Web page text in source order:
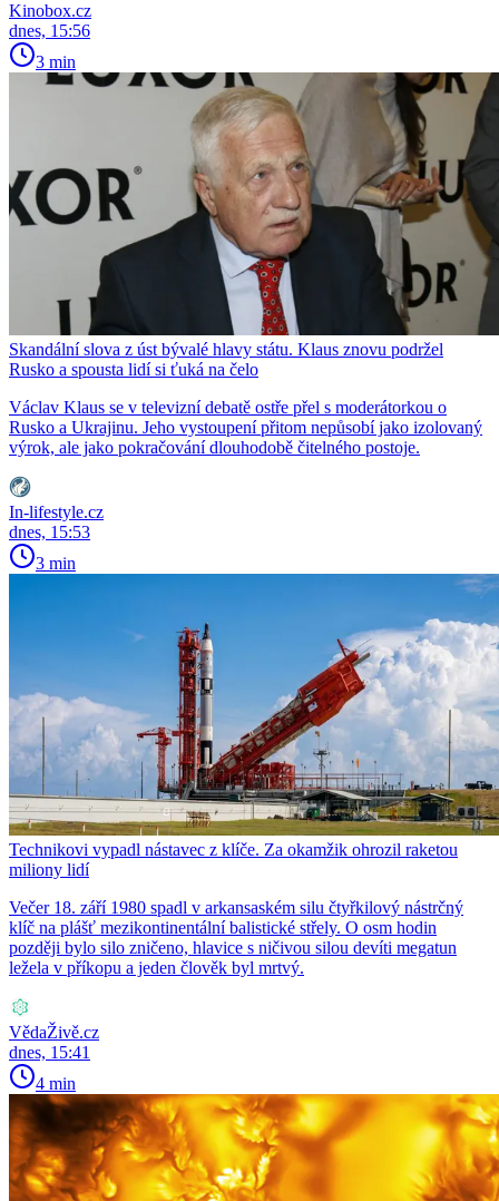
Kinobox.cz
dnes, 15:56
3 min
Skandální slova z úst bývalé hlavy státu. Klaus znovu podržel
Rusko a spousta lidí si ťuká na čelo
Václav Klaus se v televizní debatě ostře přel s moderátorkou o
Rusko a Ukrajinu. Jeho vystoupení přitom nepůsobí jako izolovaný
výrok, ale jako pokračování dlouhodobě čitelného postoje.
In-lifestyle.cz
dnes, 15:53
3 min
Technikovi vypadl nástavec z klíče. Za okamžik ohrozil raketou
miliony lidí
Večer 18. září 1980 spadl v arkansaském silu čtyřkilový nástrčný
klíč na plášť mezikontinentální balistické střely. O osm hodin
později bylo silo zničeno, hlavice s ničivou silou devíti megatun
ležela v příkopu a jeden člověk byl mrtvý.
VědaŽivě.cz
dnes, 15:41
4 min